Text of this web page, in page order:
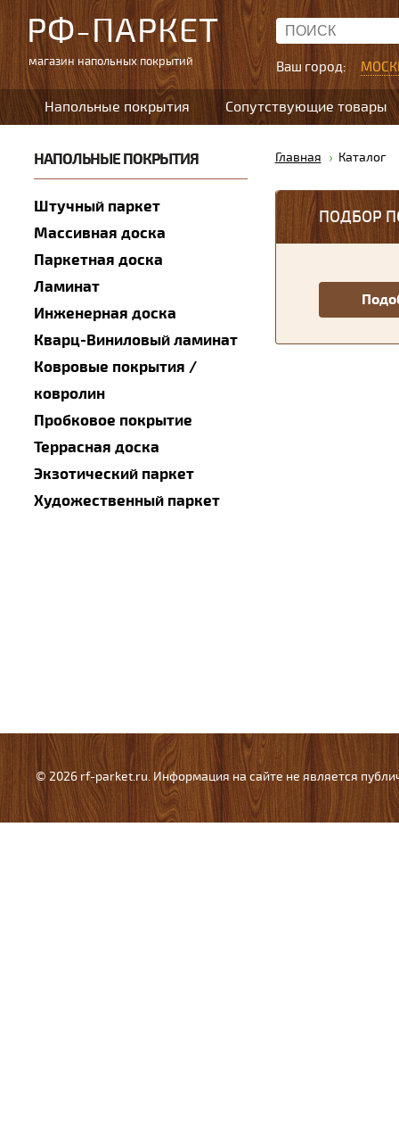
РФ-ПАРКЕТ
магазин напольных покрытий Ваш город:
Напольные покрытия Сопутствующие товары
НАПОЛЬНЫЕ ПОКРЫТИЯ
Штучный паркет
Массивная доска
Паркетная доска
Ламинат
Инженерная доска
Кварц-Виниловый ламинат
Ковровые покрытия /
ковролин
Пробковое покрытие
Террасная доска
Экзотический паркет
Художественный паркет
Главная Каталог
ПОДБОР
© 2026 rf-parket.ru. Информация на сайте не является